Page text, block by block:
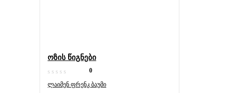
ოზის წიგნები
0
ლაიმენ ფრენკ ბაუმი